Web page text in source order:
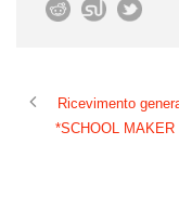
Ricevimento
*SCHOOL